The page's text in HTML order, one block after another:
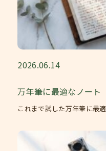
2026.06.14
万年筆に最適なノート
これまで試した万年筆に最